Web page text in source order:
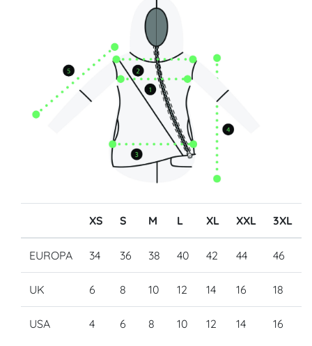
XS S M L XL XXL 3XL
EUROPA 34 36 38 40 42 44 46
UK 6 8 10 12 14 16 18
USA 4 6 8 10 12 14 16